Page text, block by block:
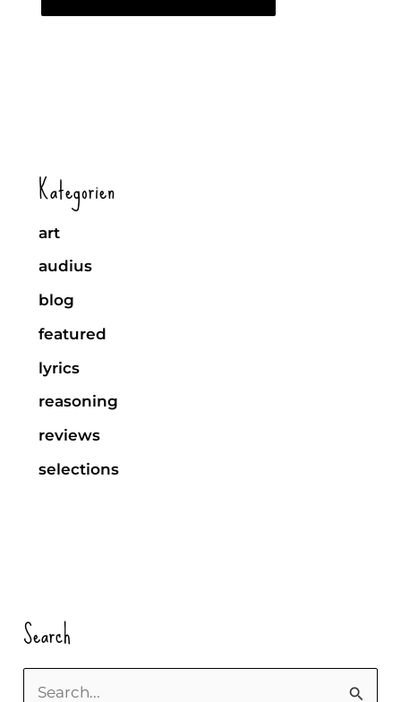
Kategorien
art
audius
blog
featured
lyrics
reasoning
reviews
selections
Search